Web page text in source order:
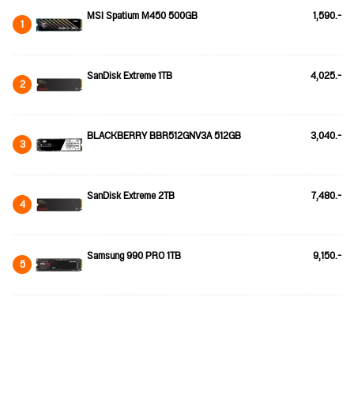
1 MSI Spatium M450 500GB 1,590.-
2 SanDisk Extreme 1TB 4,025.-
3 BLACKBERRY BBR512GNV3A 512GB 3,040.-
4 SanDisk Extreme 2TB 7,480.-
5 Samsung 990 PRO 1TB 9,150.-